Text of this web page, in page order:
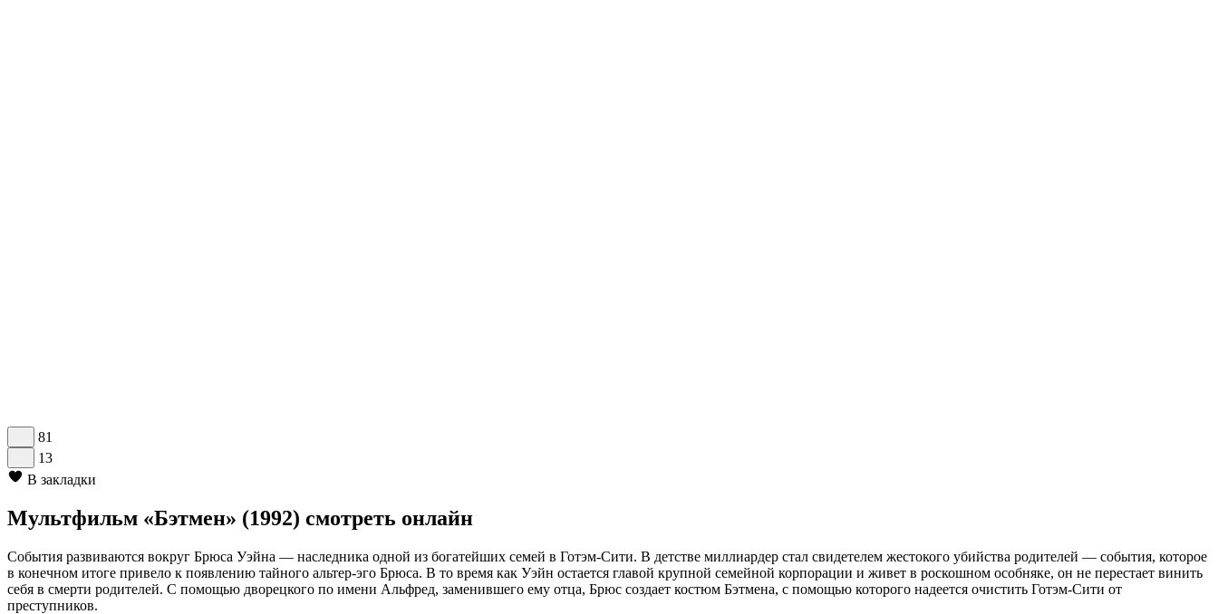
81
13
В закладки
Мультфильм «Бэтмен» (1992) смотреть онлайн
События развиваются вокруг Брюса Уэйна — наследника одной из богатейших семей в Готэм-Сити. В детстве миллиардер стал свидетелем жестокого убийства родителей — события, которое
в конечном итоге привело к появлению тайного альтер-эго Брюса. В то время как Уэйн остается главой крупной семейной корпорации и живет в роскошном особняке, он не перестает винить
себя в смерти родителей. С помощью дворецкого по имени Альфред, заменившего ему отца, Брюс создает костюм Бэтмена, с помощью которого надеется очистить Готэм-Сити от
преступников.